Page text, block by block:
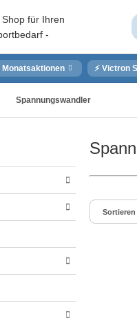
Monatsaktionen ⚡ Victron
Spannungswandler
Sortieren